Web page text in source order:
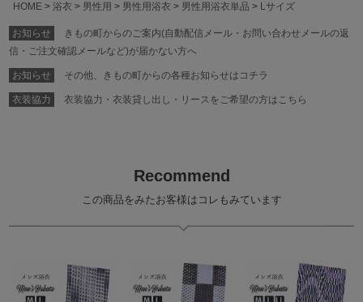
HOME
浴衣 男性用 男性用浴衣 男性用浴衣単品 Lサイズ
お知らせ
きもの町からのご案内(自動配信メール・お問い合わせメールの返
信・ご注文確認メールなど)が届かない方へ
お知らせ その他、きもの町からの各種お知らせはコチラ
衣装協力 衣装協力・衣装貸し出し・リースをご希望の方はこちら
Recommend
この商品をみたお客様はコレもみています